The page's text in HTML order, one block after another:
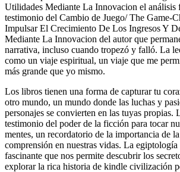
Utilidades Mediante La Innovacion el análisis
testimonio del Cambio de Juego/ The Game-
Impulsar El Crecimiento De Los Ingresos Y
Mediante La Innovacion del autor que
narrativa, incluso cuando tropezó y falló. La
como un viaje espiritual, un viaje que me
más grande que yo mismo.
Los libros tienen una forma de capturar tu
otro mundo, un mundo donde las luchas y
personajes se convierten en las tuyas propias.
testimonio del poder de la ficción para tocar
mentes, un recordatorio de la importancia de
comprensión en nuestras vidas. La egiptología
fascinante que nos permite descubrir los
explorar la rica historia de kindle civilización